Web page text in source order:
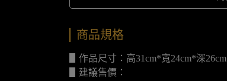
商品規格
▋作品尺寸：高31cm*寬24cm*深26cm
▋建議售價：